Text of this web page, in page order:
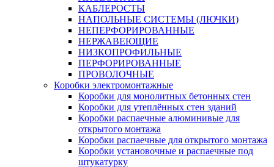
КАБЛЕРОСТЫ
НАПОЛЬНЫЕ СИСТЕМЫ (ЛЮЧКИ)
НЕПЕРФОРИРОВАННЫЕ
НЕРЖАВЕЮЩИЕ
НИЗКОПРОФИЛЬНЫЕ
ПЕРФОРИРОВАННЫЕ
ПРОВОЛОЧНЫЕ
Коробки электромонтажные
Коробки для монолитных бетонных стен
Коробки для утеплённых стен зданий
Коробки распаечные алюминивые для
открытого монтажа
Коробки распаечные для открытого монтажа
Коробки установочные и распаечные под
штукатурку